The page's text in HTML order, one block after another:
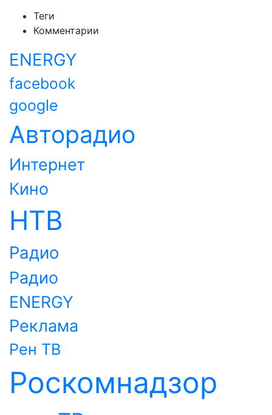
Теги
Комментарии
ENERGY
facebook
google
Авторадио
Интернет
Кино
НТВ
Радио
Радио
ENERGY
Реклама
Рен ТВ
Роскомнадзор